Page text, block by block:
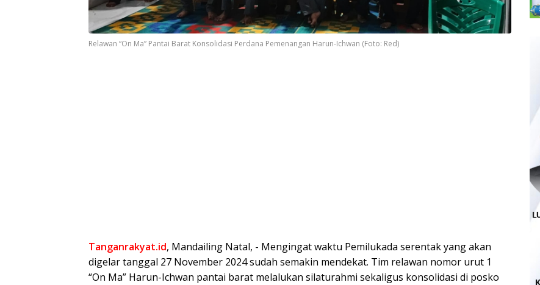
Relawan “On Ma” Pantai Barat Konsolidasi Perdana Pemenangan Harun-Ichwan (Foto: Red)
Tanganrakyat.id, Mandailing Natal, ⁠- Mengingat waktu Pemilukada serentak yang akan
digelar tanggal 27 November 2024 sudah semakin mendekat. Tim relawan nomor urut 1
“On Ma” Harun-Ichwan pantai barat melalukan silaturahmi sekaligus konsolidasi di posko